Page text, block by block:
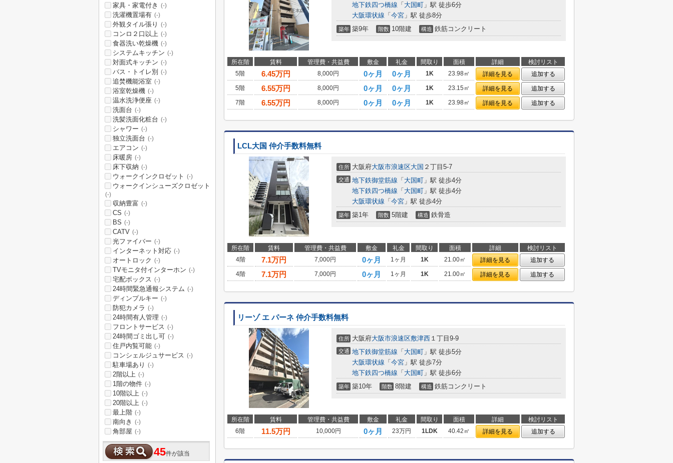
地下鉄四つ橋線 「 大国町 」駅 徒歩6分
大阪環状線 「 今宮 」駅 徒歩8分
築年 築9年 階数 10階建 構造 鉄筋コンクリート
所在階 賃料 管理費・共益費 敷金 礼金 間取り 面積 詳細
検討リスト
5階
6.45万円 8,000円 0ヶ月 0ヶ月 1K 23.98㎡ 詳細を見る
追加する
5階
6.55万円 8,000円 0ヶ月 0ヶ月 1K 23.15㎡ 詳細を見る
追加する
7階
6.55万円 8,000円 0ヶ月 0ヶ月 1K 23.98㎡ 詳細を見る 追加する
LCL大国 仲介手数料無料
住所 大阪府大阪市浪速区大国 ２丁目5-7
交通 地下鉄御堂筋線 「 大国町 」駅 徒歩4分
地下鉄四つ橋線 「 大国町 」駅 徒歩4分
大阪環状線 「 今宮 」駅 徒歩4分
築年 築1年 階数 5階建 構造 鉄骨造
所在階 賃料 管理費・共益費 敷金 礼金 間取り 面積 詳細
検討リスト
4階
7.1万円 7,000円 0ヶ月 1ヶ月 1K 21.00㎡ 詳細を見る
追加する
4階
7.1万円 7,000円 0ヶ月 1ヶ月 1K 21.00㎡ 詳細を見る 追加する
リーゾ エ パーネ 仲介手数料無料
住所 大阪府大阪市浪速区敷津西 １丁目9-9
交通 地下鉄御堂筋線 「 大国町 」駅 徒歩5分
大阪環状線 「 今宮 」駅 徒歩7分
地下鉄四つ橋線 「 大国町 」駅 徒歩6分
築年 築10年 階数 8階建 構造 鉄筋コンクリート
所在階 賃料 管理費・共益費 敷金 礼金 間取り 面積 詳細
検討リスト
6階
11.5万円 10,000円 0ヶ月 23万円 1LDK 40.42㎡ 詳細を見る 追加する
家具・家電付き (-)
洗濯機置場有 (-)
外観タイル張り (-)
コンロ２口以上 (-)
食器洗い乾燥機 (-)
システムキッチン (-)
対面式キッチン (-)
バス・トイレ別 (-)
追焚機能浴室 (-)
浴室乾燥機 (-)
温水洗浄便座 (-)
洗面台 (-)
洗髪洗面化粧台 (-)
シャワー (-)
独立洗面台 (-)
エアコン (-)
床暖房 (-)
床下収納 (-)
ウォークインクロゼット (-)
ウォークインシューズクロゼット
(-)
収納豊富 (-)
CS (-)
BS (-)
CATV (-)
光ファイバー (-)
インターネット対応 (-)
オートロック (-)
TVモニタ付インターホン (-)
宅配ボックス (-)
24時間緊急通報システム (-)
ディンプルキー (-)
防犯カメラ (-)
24時間有人管理 (-)
フロントサービス (-)
24時間ゴミ出し可 (-)
住戸内覧可能 (-)
コンシェルジュサービス (-)
駐車場あり (-)
2階以上 (-)
1階の物件 (-)
10階以上 (-)
20階以上 (-)
最上階 (-)
南向き (-)
角部屋 (-)
45件が該当